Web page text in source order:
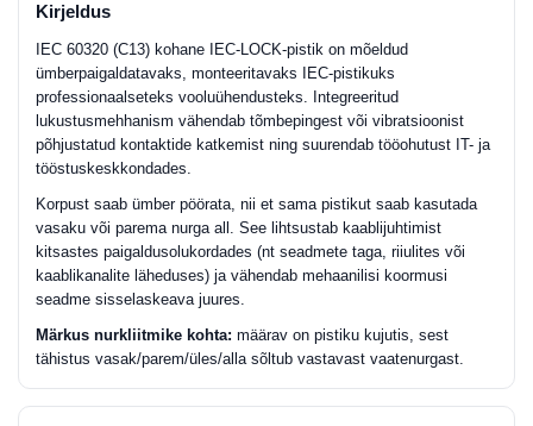
Kirjeldus
IEC 60320 (C13) kohane IEC-LOCK-pistik on mõeldud
ümberpaigaldatavaks, monteeritavaks IEC-pistikuks
professionaalseteks vooluühendusteks. Integreeritud
lukustusmehhanism vähendab tõmbepingest või vibratsioonist
põhjustatud kontaktide katkemist ning suurendab tööohutust IT- ja
tööstuskeskkondades.
Korpust saab ümber pöörata, nii et sama pistikut saab kasutada
vasaku või parema nurga all. See lihtsustab kaablijuhtimist
kitsastes paigaldusolukordades (nt seadmete taga, riiulites või
kaablikanalite läheduses) ja vähendab mehaanilisi koormusi
seadme sisselaskeava juures.
Märkus nurkliitmike kohta: määrav on pistiku kujutis, sest
tähistus vasak/parem/üles/alla sõltub vastavast vaatenurgast.